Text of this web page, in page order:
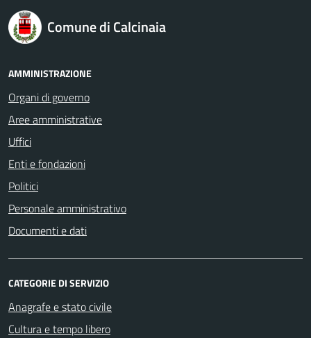
logo Unione Europea
Comune di Calcinaia
AMMINISTRAZIONE
Organi di governo
Aree amministrative
Uffici
Enti e fondazioni
Politici
Personale amministrativo
Documenti e dati
CATEGORIE DI SERVIZIO
Anagrafe e stato civile
Cultura e tempo libero